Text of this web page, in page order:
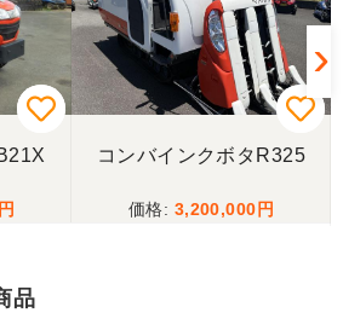
ケ
取りまでスムーズでした。ありがとう
して、素早く対応していただき感謝
コンバインクボタR325
3,200,000
品